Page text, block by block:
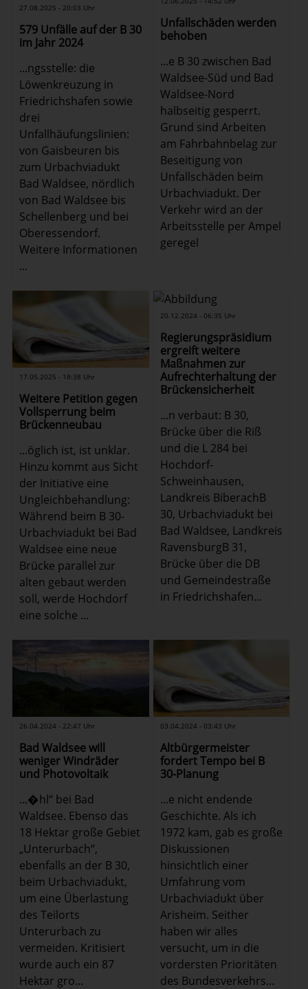
27.08.2025 - 20:03 Uhr
579 Unfälle auf der B 30
im Jahr 2024
...ngsstelle: die
Löwenkreuzung in
Friedrichshafen sowie
drei
Unfallhäufungslinien:
von Gaisbeuren bis
zum Urbachviadukt
Bad Waldsee, nördlich
von Bad Waldsee bis
Schellenberg und bei
Oberessendorf.
Weitere Informationen
...
Unfallschäden werden
behoben
...e B 30 zwischen Bad
Waldsee-Süd und Bad
Waldsee-Nord
halbseitig gesperrt.
Grund sind Arbeiten
am Fahrbahnbelag zur
Beseitigung von
Unfallschäden beim
Urbachviadukt. Der
Verkehr wird an der
Arbeitsstelle per Ampel
geregel
17.05.2025 - 18:38 Uhr
Weitere Petition gegen
Vollsperrung beim
Brückenneubau
...öglich ist, ist unklar.
Hinzu kommt aus Sicht
der Initiative eine
Ungleichbehandlung:
Während beim B 30-
Urbachviadukt bei Bad
Waldsee eine neue
Brücke parallel zur
alten gebaut werden
soll, werde Hochdorf
eine solche ...
20.12.2024 - 06:35 Uhr
Regierungspräsidium
ergreift weitere
Maßnahmen zur
Aufrechterhaltung der
Brückensicherheit
...n verbaut: B 30,
Brücke über die Riß
und die L 284 bei
Hochdorf-
Schweinhausen,
Landkreis BiberachB
30, Urbachviadukt bei
Bad Waldsee, Landkreis
RavensburgB 31,
Brücke über die DB
und Gemeindestraße
in Friedrichshafen...
26.04.2024 - 22:47 Uhr
Bad Waldsee will
weniger Windräder
und Photovoltaik
...�hl“ bei Bad
Waldsee. Ebenso das
18 Hektar große Gebiet
„Unterurbach“,
ebenfalls an der B 30,
beim Urbachviadukt,
um eine Überlastung
des Teilorts
Unterurbach zu
vermeiden. Kritisiert
wurde auch ein 87
Hektar gro...
03.04.2024 - 03:43 Uhr
Altbürgermeister
fordert Tempo bei B
30-Planung
...e nicht endende
Geschichte. Als ich
1972 kam, gab es große
Diskussionen
hinsichtlich einer
Umfahrung vom
Urbachviadukt über
Arisheim. Seither
haben wir alles
versucht, um in die
vordersten Prioritäten
des Bundesverkehrs...